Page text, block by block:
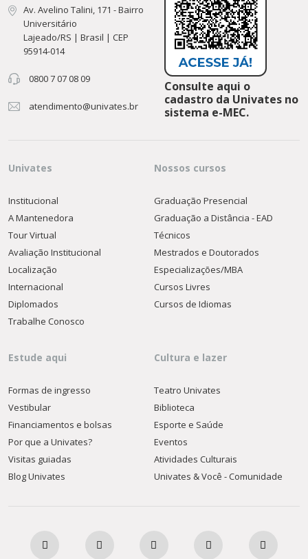
Av. Avelino Talini, 171 - Bairro
Universitário
Lajeado/RS | Brasil | CEP
95914-014
0800 7 07 08 09
atendimento@univates.br
Consulte aqui o
cadastro da Univates no
sistema e-MEC.
Univates
Institucional
A Mantenedora
Tour Virtual
Avaliação Institucional
Localização
Internacional
Diplomados
Trabalhe Conosco
Nossos cursos
Graduação Presencial
Graduação a Distância - EAD
Técnicos
Mestrados e Doutorados
Especializações/MBA
Cursos Livres
Cursos de Idiomas
Estude aqui
Formas de ingresso
Vestibular
Financiamentos e bolsas
Por que a Univates?
Visitas guiadas
Blog Univates
Cultura e lazer
Teatro Univates
Biblioteca
Esporte e Saúde
Eventos
Atividades Culturais
Univates & Você - Comunidade